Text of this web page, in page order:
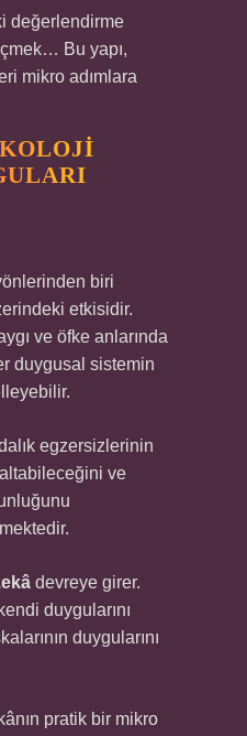
değerlendirme
Bu yapı,
mikro adımlara
biri
etkisidir.
ve öfke anlarında
duygusal sistemin
egzersizlerinin
ve
devreye girer.
duygularını
duygularını
pratik bir mikro